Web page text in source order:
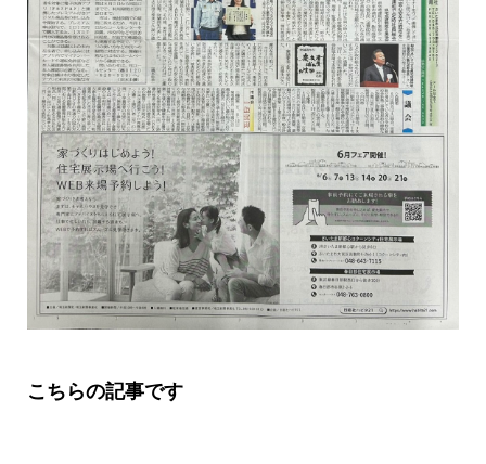
こちらの記事です